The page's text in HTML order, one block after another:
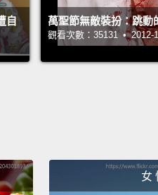
自
萬聖節無敵裝扮：跳動
觀看次數：35131 • 2012-
女